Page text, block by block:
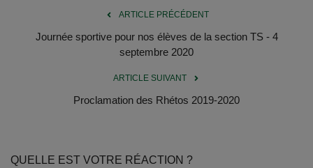
Contacts
ARTICLE PRÉCÉDENT
Journée sportive pour nos élèves de la section TS - 4
septembre 2020
ARTICLE SUIVANT
Proclamation des Rhétos 2019-2020
QUELLE EST VOTRE RÉACTION ?